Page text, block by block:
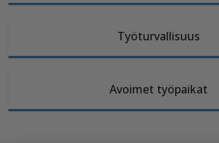
Työturvallisuus
Avoimet työpaikat